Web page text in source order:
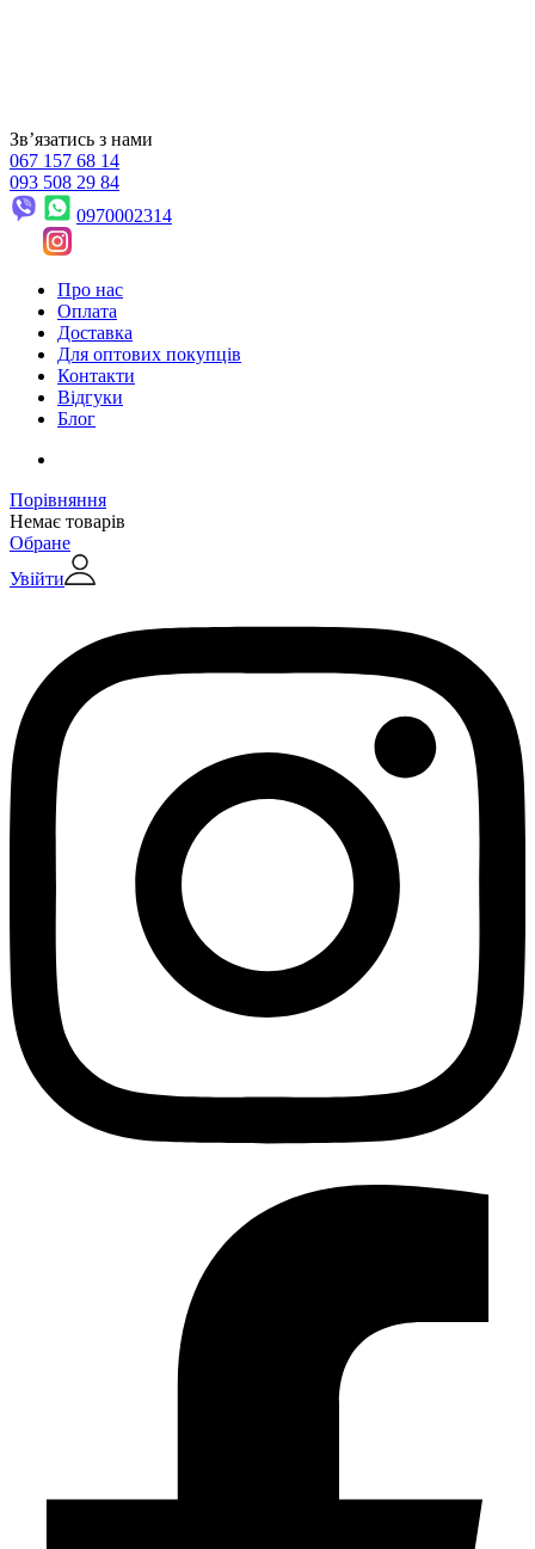
Звʼязатись з нами
067 157 68 14
093 508 29 84
0970002314
Про нас
Оплата
Доставка
Для оптових покупців
Контакти
Відгуки
Блог
Порівняння
Немає товарів
Обране
Увійти